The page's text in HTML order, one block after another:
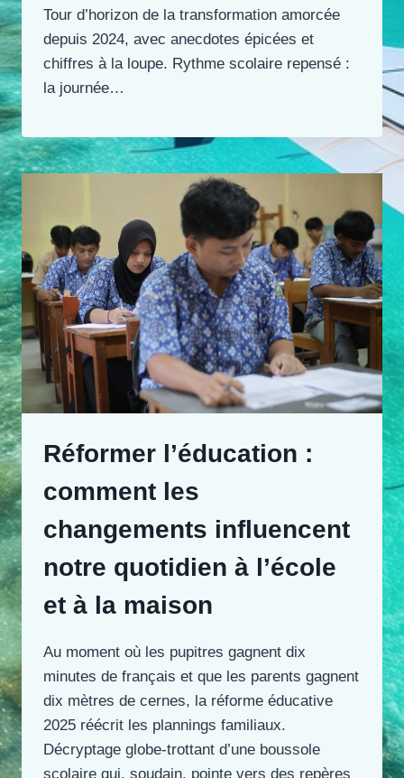
Tour d’horizon de la transformation amorcée
depuis 2024, avec anecdotes épicées et
chiffres à la loupe. Rythme scolaire repensé :
la journée…
Réformer l’éducation :
comment les
changements influencent
notre quotidien à l’école
et à la maison
Au moment où les pupitres gagnent dix
minutes de français et que les parents gagnent
dix mètres de cernes, la réforme éducative
2025 réécrit les plannings familiaux.
Décryptage globe-trottant d’une boussole
scolaire qui, soudain, pointe vers des repères